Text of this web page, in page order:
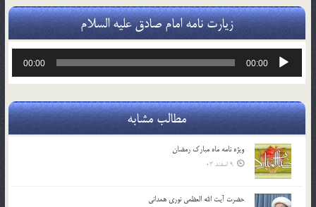
زیارت نامه امام صادق علیه السلام
پخش‌کننده
00:00
00:00
مطالب مشابه
ویژه نامه ماه مبارک رمضان
9 اسفند 03
حضرت آیت الله العظمی نوری همدانی